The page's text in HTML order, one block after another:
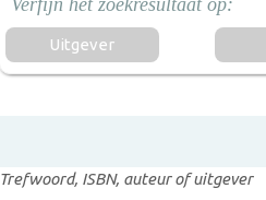
Uitgever
Trefwoord, ISBN, auteur of uitgever